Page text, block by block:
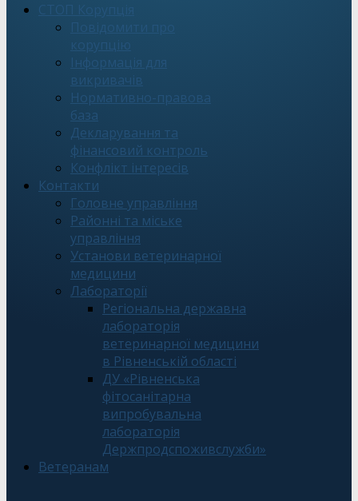
СТОП Корупція
Повідомити про
корупцію
Інформація для
викривачів
Нормативно-правова
база
Декларування та
фінансовий контроль
Конфлікт інтересів
Контакти
Головне управління
Районні та міське
управління
Установи ветеринарної
медицини
Лабораторії
Регіональна державна
лабораторія
ветеринарної медицини
в Рівненській області
ДУ «Рівненська
фітосанітарна
випробувальна
лабораторія
Держпродспоживслужби»
Ветеранам